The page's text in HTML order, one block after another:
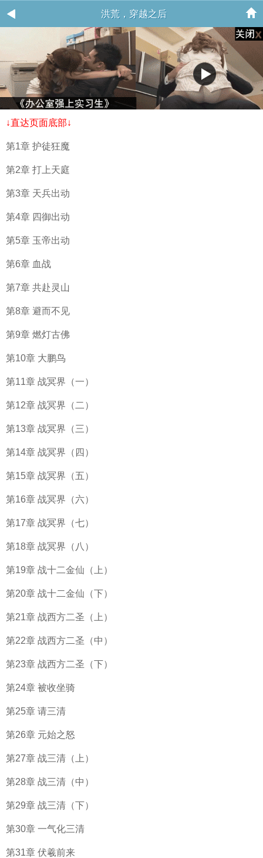
洪荒，穿越之后
↓直达页面底部↓
第1章 护徒狂魔
第2章 打上天庭
第3章 天兵出动
第4章 四御出动
第5章 玉帝出动
第6章 血战
第7章 共赴灵山
第8章 避而不见
第9章 燃灯古佛
第10章 大鹏鸟
第11章 战冥界（一）
第12章 战冥界（二）
第13章 战冥界（三）
第14章 战冥界（四）
第15章 战冥界（五）
第16章 战冥界（六）
第17章 战冥界（七）
第18章 战冥界（八）
第19章 战十二金仙（上）
第20章 战十二金仙（下）
第21章 战西方二圣（上）
第22章 战西方二圣（中）
第23章 战西方二圣（下）
第24章 被收坐骑
第25章 请三清
第26章 元始之怒
第27章 战三清（上）
第28章 战三清（中）
第29章 战三清（下）
第30章 一气化三清
第31章 伏羲前来